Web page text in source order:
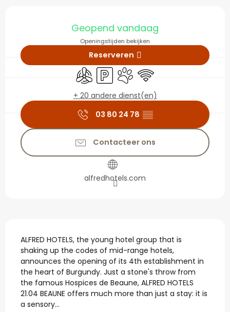
Openingstijden en
Geopend vandaag
Openingstijden bekijken
Reserveren
Met aircoParkeerplaats
Dieren toegelaten
Wifi
+ 20 andere dienst(en)
03 80 24 78 ▒▒
Contacteer ons
alfredhotels.com
Beschrijving
ALFRED HOTELS, the young hotel group that is
shaking up the codes of mid-range hotels,
announces the opening of its 4th establishment in
the heart of Burgundy. Just a stone's throw from
the famous Hospices de Beaune, ALFRED HOTELS
21.04 BEAUNE offers much more than just a stay: it is
a sensory...